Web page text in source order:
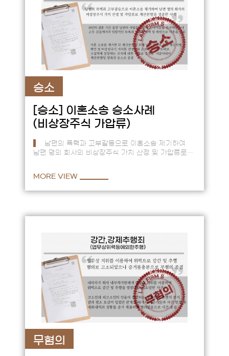
승소
[승소] 이혼소송 승소사례
(비상장주식 가압류)
남편의 폭력과 고부갈등으로 이혼소송 제기하여
남편 명의 회사의 비상장주식 가치 산정 및 가압류로
MORE VIEW
무혐의